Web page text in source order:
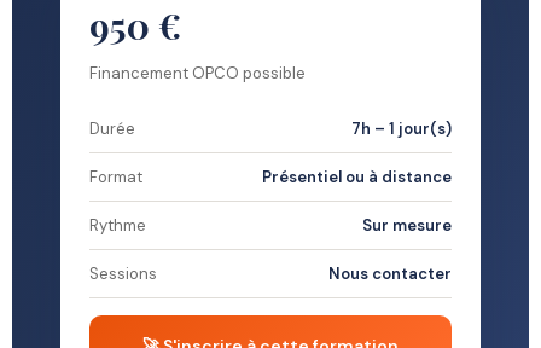
950 €
Financement OPCO possible
Durée 7h – 1 jour(s)
Format Présentiel ou à distance
Rythme Sur mesure
Sessions Nous contacter